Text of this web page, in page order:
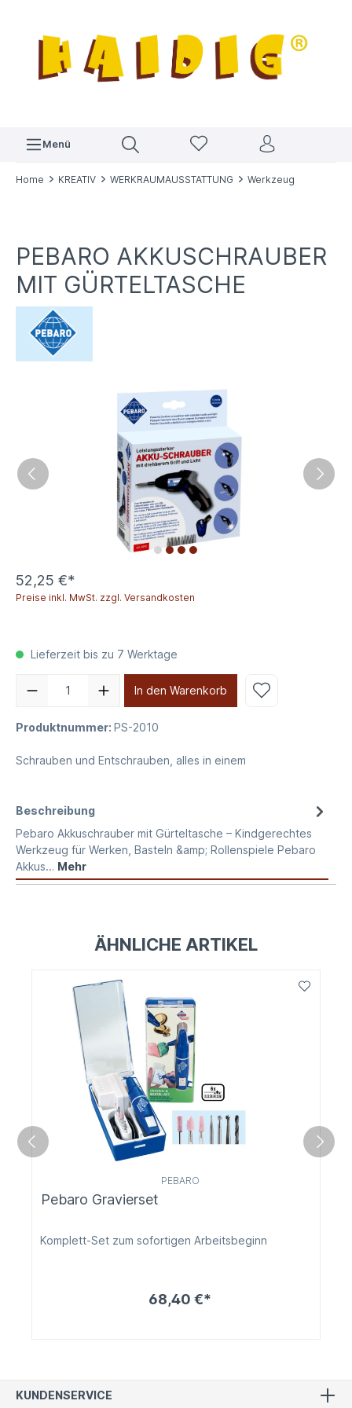
Menü
Home KREATIV WERKRAUMAUSSTATTUNG Werkzeug
PEBARO AKKUSCHRAUBER
MIT GÜRTELTASCHE
52,25 €*
Preise inkl. MwSt. zzgl. Versandkosten
Lieferzeit bis zu 7 Werktage
In den Warenkorb
Produktnummer: PS-2010
Schrauben und Entschrauben, alles in einem
Beschreibung
Pebaro Akkuschrauber mit Gürteltasche – Kindgerechtes
Werkzeug für Werken, Basteln &amp; Rollenspiele Pebaro
Akkus… Mehr
ÄHNLICHE ARTIKEL
PEBARO
Pebaro Gravierset
Komplett-Set zum sofortigen Arbeitsbeginn
68,40 €*
KUNDENSERVICE